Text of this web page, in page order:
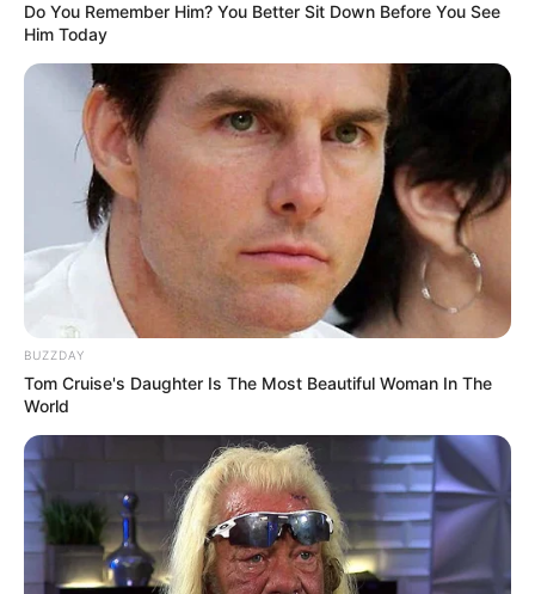
Do You Remember Him? You Better Sit Down Before You See
Him Today
BUZZDAY
Tom Cruise's Daughter Is The Most Beautiful Woman In The
World